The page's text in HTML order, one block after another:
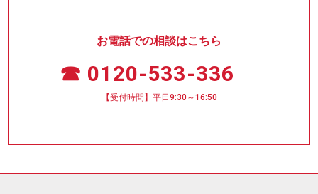
お電話での相談はこちら
☎ 0120-533-336
【受付時間】平日9:30～16:50